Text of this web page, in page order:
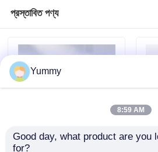
প্রস্তাবিত পণ্য
Yummy
8:59 AM
Good day, what product are you
for?